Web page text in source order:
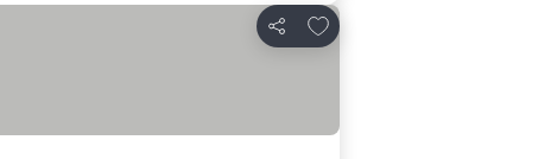
Compartir
Agregar a favoritos